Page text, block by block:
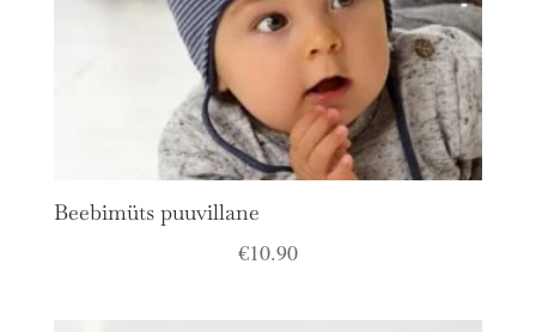
Beebimüts puuvillane
€10.90